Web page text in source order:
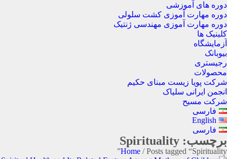
دوره های آموزشی
دوره مهارت آموزی کشت سلولی
دوره مهارت آموزی مهندسی ژنتیک
کلینیک ها
آزمایشگاه
بیوبانک
رجیستری
محصولات
شرکت پویا زیست مبنای حکیم
انجمن ایرانی سلیاک
شرکت مسیح
فارسی
English
فارسی
برچسب: Spirituality
Home / Posts tagged “Spirituality”